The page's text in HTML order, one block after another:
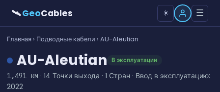
🛰GeoCables ☀️ ☰
Главная› Подводные кабели › AU-Aleutian
AU-Aleutian В эксплуатации
1,491 км · 14 Точки выхода · 1 Стран · Ввод в эксплуатацию:
2022